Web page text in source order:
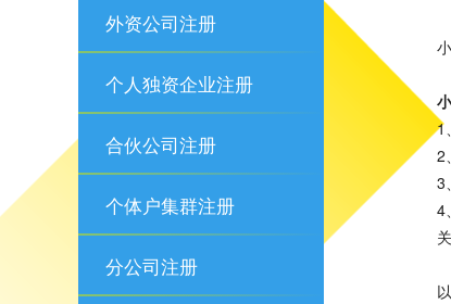
外资公司注册
个人独资企业注册
合伙公司注册
个体户集群注册
分公司注册
1
2
3
4